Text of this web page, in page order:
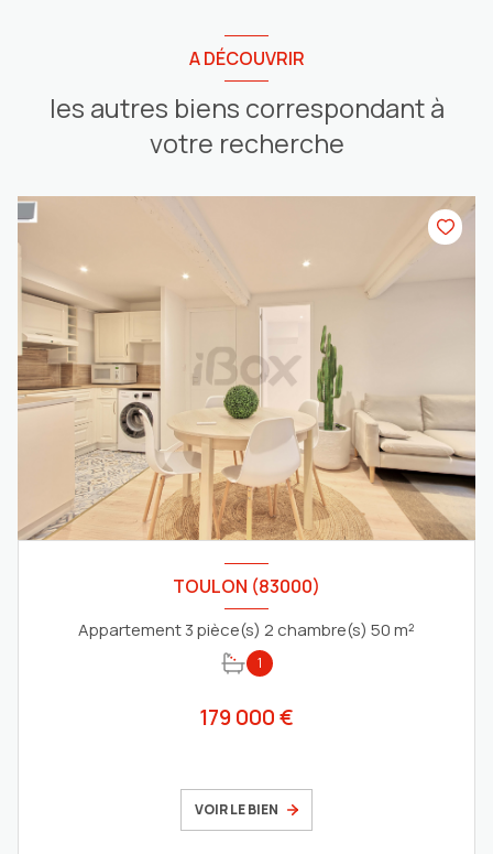
A DÉCOUVRIR
les autres biens correspondant à
votre recherche
TOULON (83000)
Appartement 3 pièce(s) 2 chambre(s) 50 m²
1
179 000 €
VOIR LE BIEN